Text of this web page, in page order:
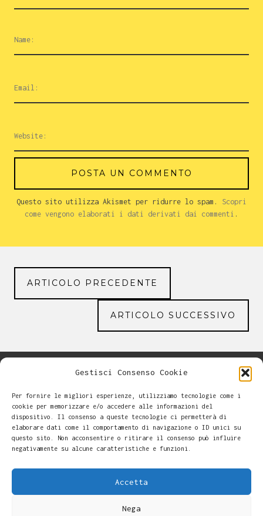
Gestisci Consenso Cookie
Per fornire le migliori esperienze, utilizziamo tecnologie come i
cookie per memorizzare e/o accedere alle informazioni del
dispositivo. Il consenso a queste tecnologie ci permetterà di
elaborare dati come il comportamento di navigazione o ID unici su
questo sito. Non acconsentire o ritirare il consenso può influire
negativamente su alcune caratteristiche e funzioni.
Accetta
Nega
Questo sito utilizza Akismet per ridurre lo spam. Scopri
come vengono elaborati i dati derivati dai commenti .
ARTICOLO PRECEDENTE
ARTICOLO SUCCESSIVO